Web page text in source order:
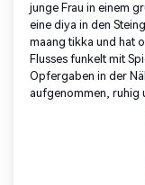
junge Frau in einem
eine diya in den
maang tikka und hat
Flusses funkelt mit
Opfergaben in der
aufgenommen, ruhig